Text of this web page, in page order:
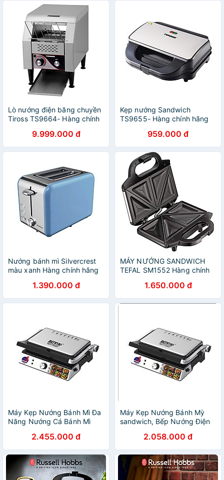
Lò nướng điện băng chuyền
Tiross TS9664- Hàng chính
9.999.000 đ
Kẹp nướng Sandwich
TS9655- Hàng chính hãng
959.000 đ
Nướng bánh mì Silvercrest
màu xanh Hàng chính hãng
1.390.000 đ
MÁY NƯỚNG SANDWICH
TEFAL SM1552 Hàng chính
1.650.000 đ
Máy Kẹp Nướng Bánh Mì Đa
Năng Nướng Cá Bánh Mì
Bennix BN-901EG- Hàng
Chính Hãng
2.455.000 đ
Máy Kẹp Nướng Bánh Mỳ
sandwich, Bếp Nướng Điện
công suất 2200W, hàng
chính hãng
2.058.000 đ